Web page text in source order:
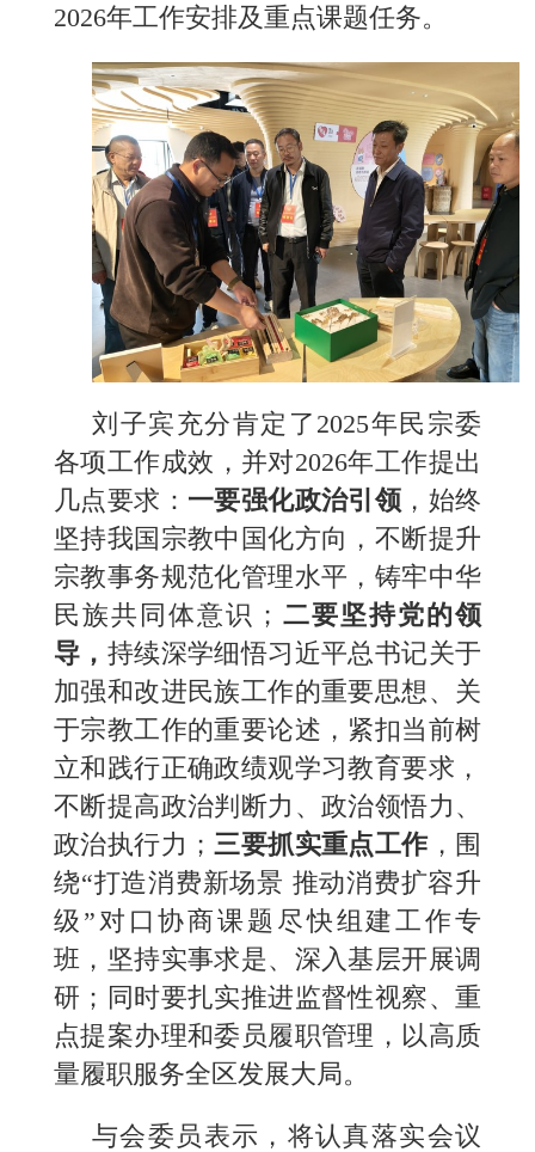
2026年工作安排及重点课题任务。
刘子宾充分肯定了2025年民宗委
各项工作成效，并对2026年工作提出
几点要求： 一要强化政治引领 ，始终
坚持我国宗教中国化方向，不断提升
宗教事务规范化管理水平，铸牢中华
民族共同体意识； 二要坚持党的领
导 ， 持续深学细悟习近平总书记关于
加强和改进民族工作的重要思想、关
于宗教工作的重要论述，紧扣当前树
立和践行正确政绩观学习教育要求，
不断提高政治判断力、政治领悟力、
政治执行力； 三要抓实重点工作，围
绕“打造消费新场景 推动消费扩容升
级”对口协商课题尽快组建工作专
班，坚持实事求是、深入基层开展调
研；同时要扎实推进监督性视察、重
点提案办理和委员履职管理，以高质
量履职服务全区发展大局。
与会委员表示，将认真落实会议